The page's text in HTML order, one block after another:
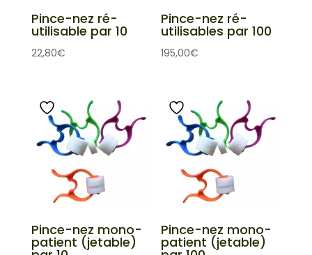
Pince-nez ré-
utilisable par 10
22,80€
Pince-nez ré-
utilisables par 100
195,00€
Pince-nez mono-
patient (jetable)
Pince-nez mono-
patient (jetable)